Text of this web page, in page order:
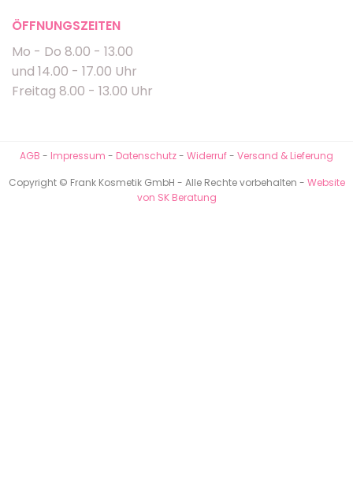
ÖFFNUNGSZEITEN
Mo - Do 8.00 - 13.00
und 14.00 - 17.00 Uhr
Freitag 8.00 - 13.00 Uhr
AGB - Impressum - Datenschutz- Widerruf- Versand & Lieferung
Copyright © Frank Kosmetik GmbH - Alle Rechte vorbehalten - Website
von SK Beratung